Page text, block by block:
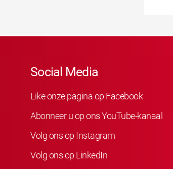
Social Media
Like onze pagina op Facebook
Abonneer u op ons YouTube-kanaal
Volg ons op Instagram
Volg ons op LinkedIn